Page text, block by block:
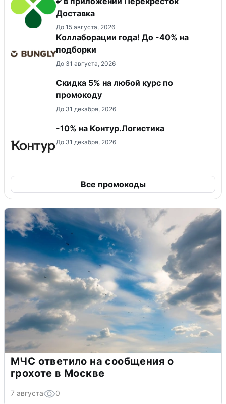
Доставка
До 15 августа, 2026
Коллаборации года! До -40% на
подборки
До 31 августа, 2026
Скидка 5% на любой курс по
промокоду
До 31 декабря, 2026
-10% на Контур.Логистика
До 31 декабря, 2026
Все промокоды
МЧС ответило на сообщения о
грохоте в Москве
7 августа 0